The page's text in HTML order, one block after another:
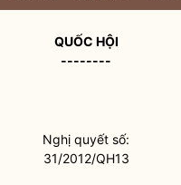
QUỐC HỘI
--------
Nghị quyết số:
31/2012/QH13